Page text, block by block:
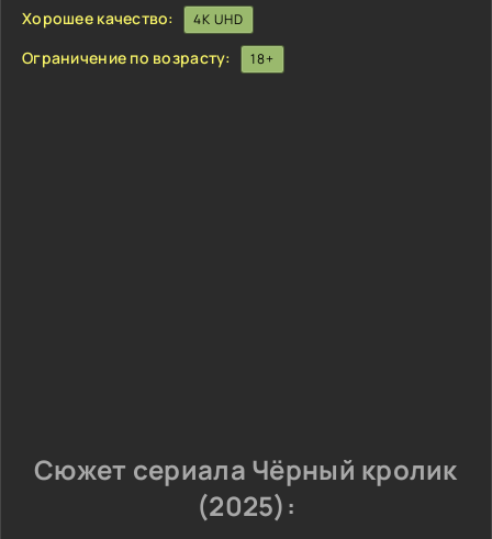
Хорошее качество:
4K UHD
Ограничение по возрасту: 18+
Сюжет сериала Чёрный кролик
(2025):